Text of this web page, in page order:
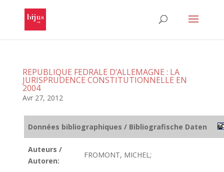
REPUBLIQUE FEDRALE D’ALLEMAGNE : LA
JURISPRUDENCE CONSTITUTIONNELLE EN
2004
Avr 27, 2012
Données bibliographiques / Bibliografische Daten
Auteurs /
Autoren:
FROMONT, MICHEL;